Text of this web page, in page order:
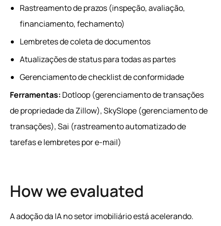
Rastreamento de prazos (inspeção, avaliação,
financiamento, fechamento)
Lembretes de coleta de documentos
Atualizações de status para todas as partes
Gerenciamento de checklist de conformidade
Ferramentas: Dotloop (gerenciamento de transações
de propriedade da Zillow), SkySlope (gerenciamento de
transações), Sai (rastreamento automatizado de
tarefas e lembretes por e-mail)
How we evaluated
A adoção da IA no setor imobiliário está acelerando.